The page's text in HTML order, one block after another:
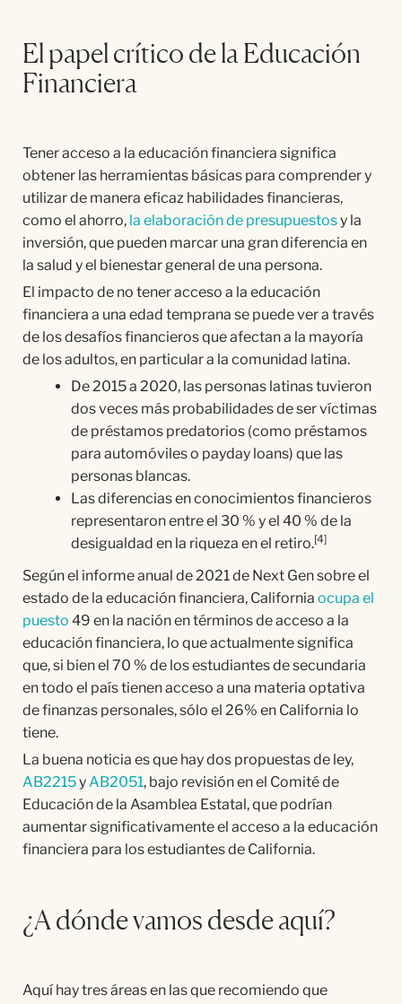
El papel crítico de la Educación
Financiera
Tener acceso a la educación financiera significa
obtener las herramientas básicas para comprender y
utilizar de manera eficaz habilidades financieras,
como el ahorro, la elaboración de presupuestosy la
inversión, que pueden marcar una gran diferencia en
la salud y el bienestar general de una persona.
El impacto de no tener acceso a la educación
financiera a una edad temprana se puede ver a través
de los desafíos financieros que afectan a la mayoría
de los adultos, en particular a la comunidad latina.
De 2015 a 2020, las personas latinas tuvieron
dos veces más probabilidades de ser víctimas
de préstamos predatorios (como préstamos
para automóviles o payday loans) que las
personas blancas.
Las diferencias en conocimientos financieros
representaron entre el 30 % y el 40 % de la
desigualdad en la riqueza en el retiro.[4]
Según el informe anual de 2021 de Next Gen sobre el
estado de la educación financiera, California ocupa el
puesto 49 en la nación en términos de acceso a la
educación financiera, lo que actualmente significa
que, si bien el 70 % de los estudiantes de secundaria
en todo el país tienen acceso a una materia optativa
de finanzas personales, sólo el 26% en California lo
tiene.
La buena noticia es que hay dos propuestas de ley,
AB2215yAB2051, bajo revisión en el Comité de
Educación de la Asamblea Estatal, que podrían
aumentar significativamente el acceso a la educación
financiera para los estudiantes de California.
¿A dónde vamos desde aquí?
Aquí hay tres áreas en las que recomiendo que